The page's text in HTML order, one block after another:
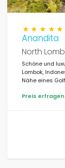
Komfort
Dienste
Zusätzliche
Anandita
North
Schöne und
Lombok,
Nähe eines
Preis erfragen